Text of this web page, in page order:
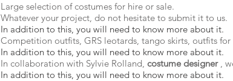
Large selection of costumes for hire or sale.
Whatever your project, do not hesitate to submit it to us.
In addition to this, you will need to know more about it.
Competition outfits, GRS leotards, tango skirts, outfits for
In addition to this, you will need to know more about it.
In collaboration with Sylvie Rolland, costume designer,
In addition to this, you will need to know more about it.